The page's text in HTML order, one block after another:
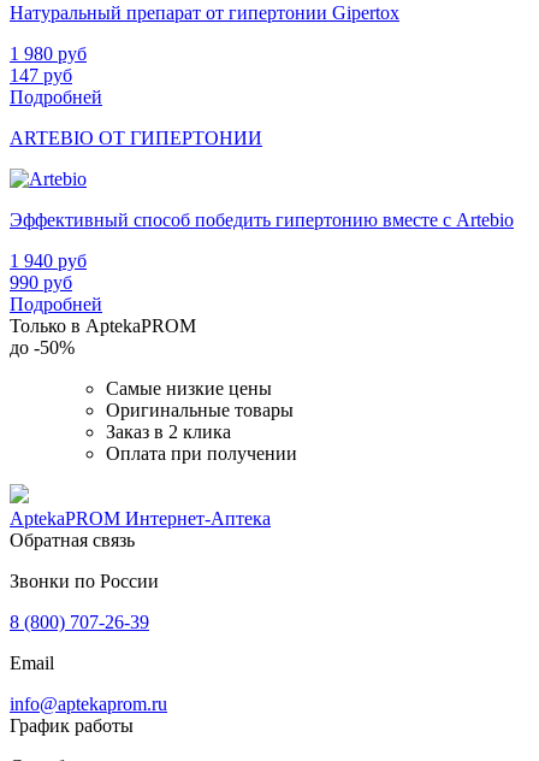
Натуральный препарат от гипертонии Gipertox
1 980 руб
147 руб
Подробней
ARTEBIO ОТ ГИПЕРТОНИИ
Эффективный способ победить гипертонию вместе с Artebio
1 940 руб
990 руб
Подробней
Только в AptekaPROM
до -50%
Самые низкие цены
Оригинальные товары
Заказ в 2 клика
Оплата при получении
AptekaPROM Интернет-Аптека
Обратная связь
Звонки по России
8 (800) 707-26-39
Email
info@aptekaprom.ru
График работы